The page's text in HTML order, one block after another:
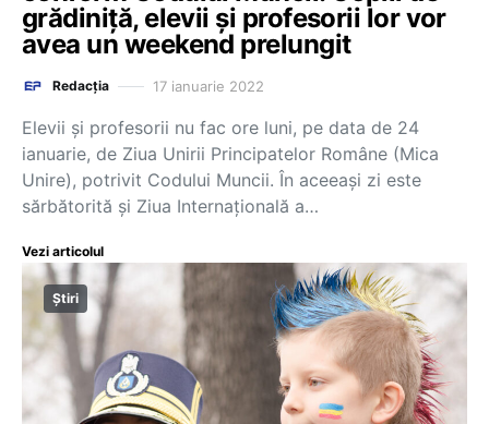
grădiniță, elevii și profesorii lor vor
avea un weekend prelungit
Redacția 17 ianuarie 2022
Elevii și profesorii nu fac ore luni, pe data de 24
ianuarie, de Ziua Unirii Principatelor Române (Mica
Unire), potrivit Codului Muncii. În aceeași zi este
sărbătorită și Ziua Internațională a…
Vezi articolul
Știri